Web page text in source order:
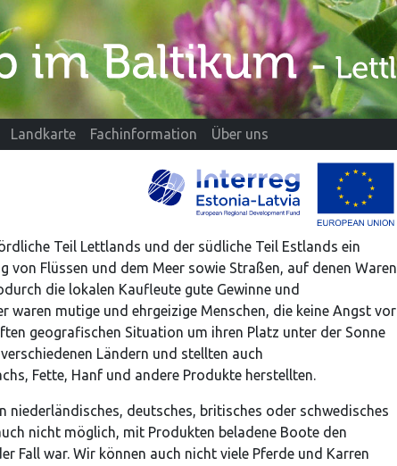
Landkarte Fachinformation Über uns
Teil Lettlands und der südliche Teil Estlands ein
Flüssen und dem Meer sowie Straßen, auf denen Waren
die lokalen Kaufleute gute Gewinne und
mutige und ehrgeizige Menschen, die keine Angst vor
geografischen Situation um ihren Platz unter der Sonne
Ländern und stellten auch
Fette, Hanf und andere Produkte herstellten.
niederländisches, deutsches, britisches oder schwedisches
nicht möglich, mit Produkten beladene Boote den
Fall war. Wir können auch nicht viele Pferde und Karren